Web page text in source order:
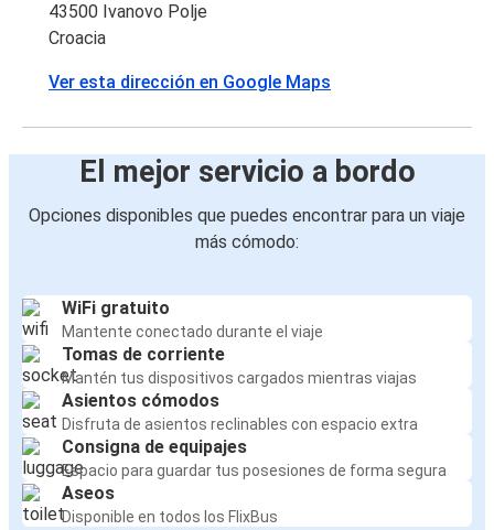
43500 Ivanovo Polje
Croacia
Ver esta dirección en Google Maps
El mejor servicio a bordo
Opciones disponibles que puedes encontrar para un viaje
más cómodo:
WiFi gratuito
Mantente conectado durante el viaje
Tomas de corriente
Mantén tus dispositivos cargados mientras viajas
Asientos cómodos
Disfruta de asientos reclinables con espacio extra
Consigna de equipajes
Espacio para guardar tus posesiones de forma segura
Aseos
Disponible en todos los FlixBus